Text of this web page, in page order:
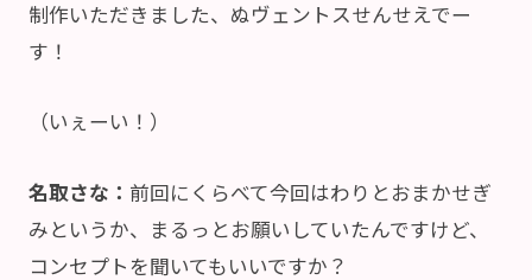
制作いただきました、ぬヴェントスせんせえでー
す！
（いぇーい！）
名取さな： 前回にくらべて今回はわりとおまかせぎ
みというか、まるっとお願いしていたんですけど、
コンセプトを聞いてもいいですか？